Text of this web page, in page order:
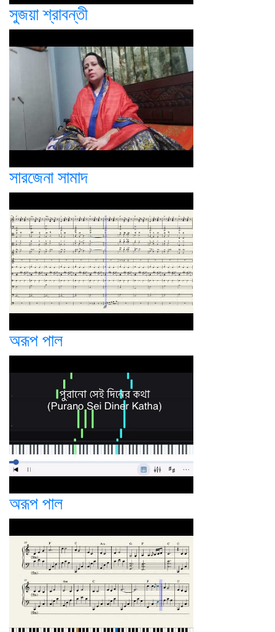
সুজয়া শ্রাবন্তী
সারজেনা সামাদ
অরূপ পাল
অরূপ পাল